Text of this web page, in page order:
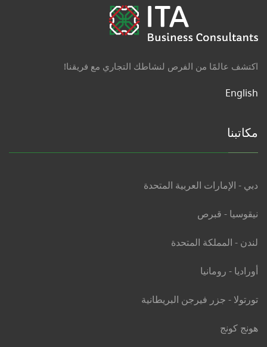
اكتشف عالمًا من الفرص لنشاطك التجاري مع فريقنا!
English
مكاتبنا
دبي - الإمارات العربية المتحدة
نيقوسيا - قبرص
لندن - المملكة المتحدة
أوراديا - رومانيا
تورتولا - جزر فيرجن البريطانية
هونج كونج